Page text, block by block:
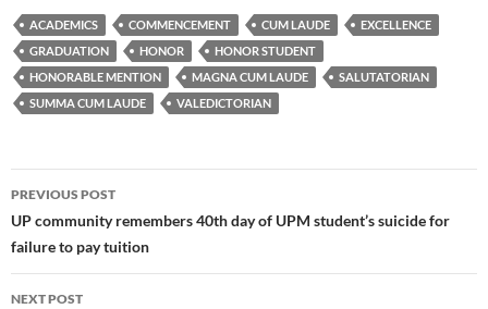
ACADEMICS COMMENCEMENT CUM LAUDE
EXCELLENCE
GRADUATION
HONOR
HONOR STUDENT
HONORABLE MENTION
MAGNA CUM LAUDE
SALUTATORIAN
SUMMA CUM LAUDE
VALEDICTORIAN
Post
navigation
PREVIOUS POST
UP community remembers 40th day of UPM student’s suicide for
failure to pay tuition
NEXT POST